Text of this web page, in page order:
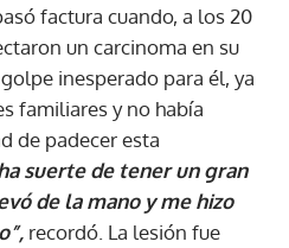
factura cuando, a los 20
un carcinoma en su
inesperado para él, ya
familiares y no había
de padecer esta
suerte de tener un gran
de la mano y me hizo
recordó. La lesión fue